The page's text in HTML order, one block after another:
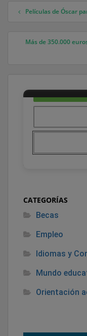
Navegación
Películas de Óscar
Más de 350.000
CATEGORÍAS
Becas
Empleo
Idiomas y
Mundo
Orientación